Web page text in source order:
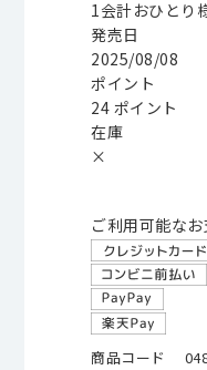
1会計おひとり
発売日
2025/08/08
ポイント
24 ポイント
在庫
×
ご利用可能な
商品コード